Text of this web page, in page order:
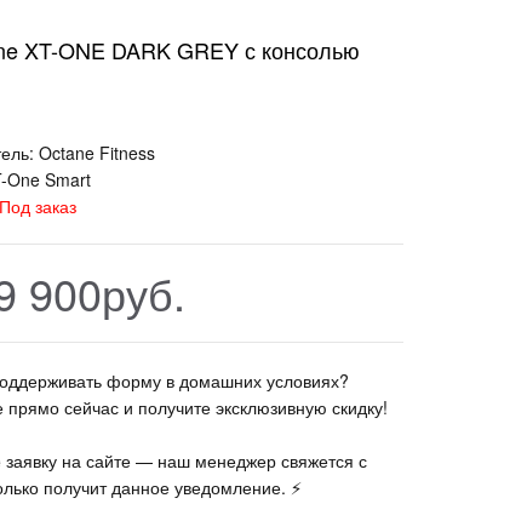
XT-ONE DARK GREY с консолью
Octane Fitness
One Smart
Под заказ
900руб.
форму в домашних условиях?
прямо сейчас и получите эксклюзивную скидку!
заявку на сайте — наш менеджер свяжется с
получит данное уведомление. ⚡